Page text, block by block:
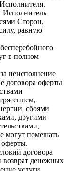
Исполнитель
Сторон,
равную
в полном
неисполнение
договора оферты
сбоями
другими
могут помешать
оферты.
договора
возврат денежных